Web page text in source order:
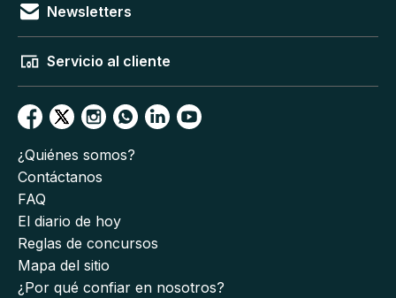
Newsletters
Servicio al cliente
¿Quiénes somos?
Contáctanos
FAQ
El diario de hoy
Reglas de concursos
Mapa del sitio
¿Por qué confiar en nosotros?